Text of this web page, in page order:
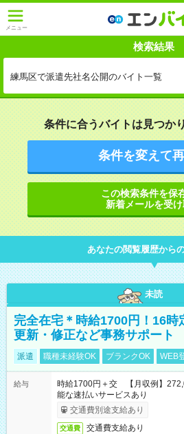
メニュー
検索結果
練馬区で派遣先社名公開のバイト一覧
条件に合うバイトは見つか
条件を変えて
この検索条件を保
新着メールを受
あなたの閲覧履歴から
未読
完全在宅＊時給1700円！16時
更新・修正など事務サポート
派遣 職種未経験OK ブランクOK WEB
給与
時給1700円＋交 【月収例】
能な速払いサービスあり
交通費別途支給あり
交通費 交通費支給あり